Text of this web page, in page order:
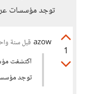
توجد مؤسسات
1
azow قبل سنة
اكتشفت
توجد